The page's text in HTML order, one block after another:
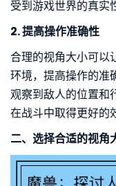
受到游戏世界的真实
2. 提高操作准确性
合理的视角大小可以
环境，提高操作的准
观察到敌人的位置和
在战斗中取得更好的
二、选择合适的视角